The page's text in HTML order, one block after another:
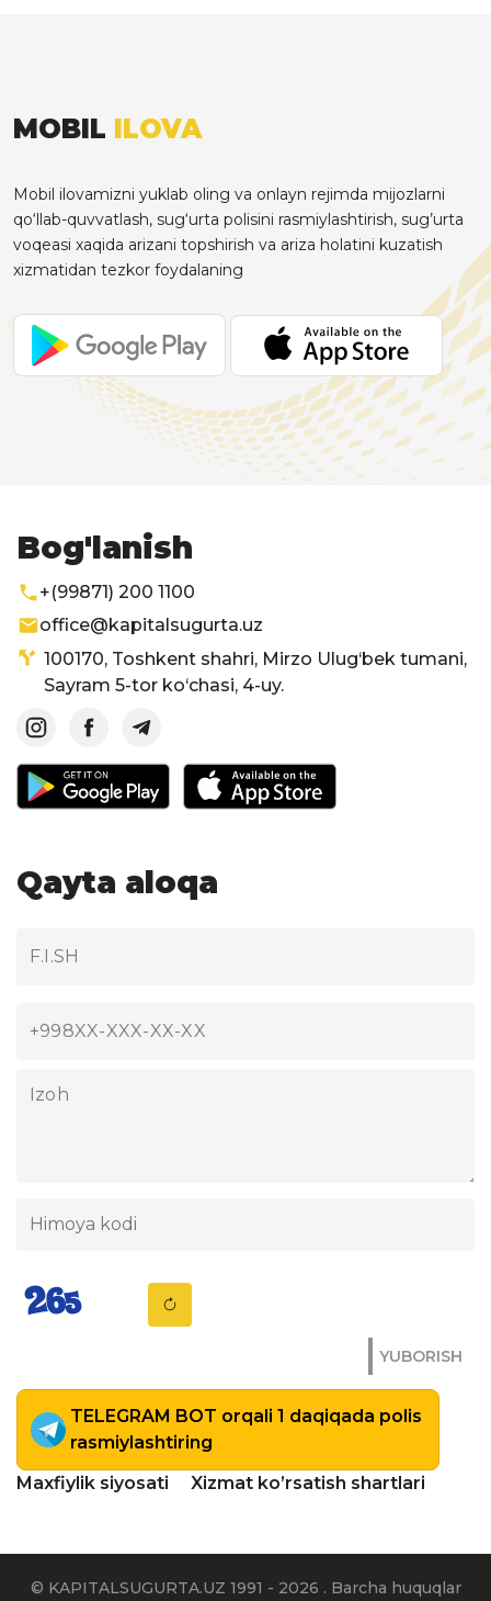
MOBIL ILOVA
Mobil ilovamizni yuklab oling va onlayn rejimda mijozlarni
qo‘llab-quvvatlash, sug‘urta polisini rasmiylashtirish, sug’urta
voqeasi xaqida arizani topshirish va ariza holatini kuzatish
xizmatidan tezkor foydalaning
Bog'lanish
+(99871) 200 1100
office@kapitalsugurta.uz
100170, Toshkent shahri, Mirzo Ulug‘bek tumani,
Sayram 5-tor ko‘chasi, 4-uy.
Qayta aloqa
YUBORISH
TELEGRAM BOT orqali 1 daqiqada polis
rasmiylashtiring
Maxfiylik siyosati
Xizmat ko’rsatish shartlari
© KAPITALSUGURTA.UZ 1991 - 2026 . Barcha huquqlar